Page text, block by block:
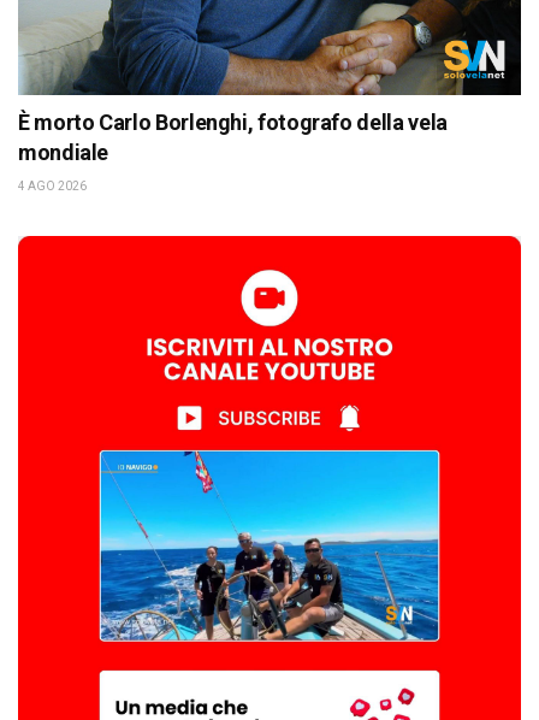
È morto Carlo Borlenghi, fotografo della vela
mondiale
4 AGO 2026